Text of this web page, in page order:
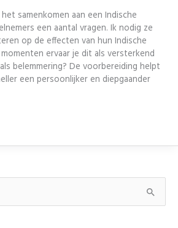
samenkomen aan een Indische
een aantal vragen. Ik nodig ze
op de effecten van hun Indische
ervaar je dit als versterkend
belemmering? De voorbereiding helpt
een persoonlijker en diepgaander